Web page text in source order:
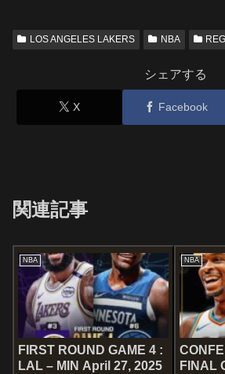
LOS ANGELES LAKERS NBA
シェアする
X Facebook
関連記事
NBA
FIRST ROUND GAME 4 :
LAL – MIN April 27, 2025
NBA
FINAL